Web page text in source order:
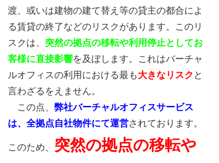
渡、或いは建物の建て替え等の貸主の都合によ
る賃貸の終了などのリスクがあります。このリ
スクは、 突然の拠点の移転や利用停止としてお
客様に直接影響を及ぼします。これはバーチャ
ルオフィスの利用における最も大きなリスク と
言わざるをえません。
この点、 弊社バーチャルオフィスサービス
は、全拠点自社物件にて運営されております。
このため、 突然の拠点の移転や